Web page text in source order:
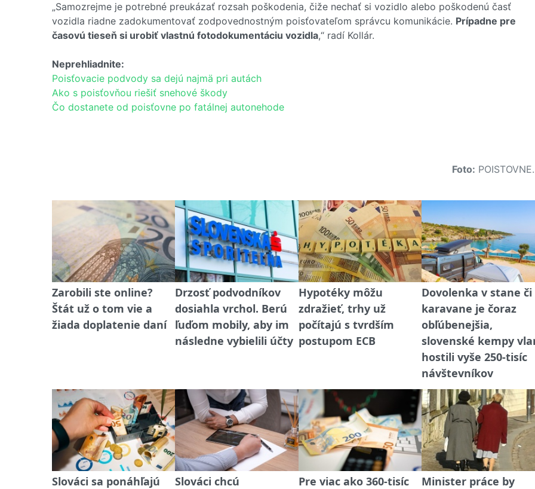
„Samozrejme je potrebné preukázať rozsah poškodenia, čiže nechať si vozidlo alebo poškodenú časť
vozidla riadne zadokumentovať zodpovednostným poisťovateľom správcu komunikácie. Prípadne pre
časovú tieseň si urobiť vlastnú fotodokumentáciu vozidla,“ radí Kollár.
Neprehliadnite:
Poisťovacie podvody sa dejú najmä pri autách
Ako s poisťovňou riešiť snehové škody
Čo dostanete od poisťovne po fatálnej autonehode
Foto:
Zarobili ste online?
Štát už o tom vie a
žiada doplatenie daní
Drzosť podvodníkov
dosiahla vrchol. Berú
ľuďom mobily, aby im
následne vybielili účty
Hypotéky môžu
zdražieť, trhy už
počítajú s tvrdším
postupom ECB
Dovolenka v stane či
karavane je čoraz
obľúbenejšia,
slovenské kempy
hostili vyše 250-tisíc
návštevníkov
Slováci sa ponáhľajú
Slováci chcú
Pre viac ako 360-tisíc
Minister práce by